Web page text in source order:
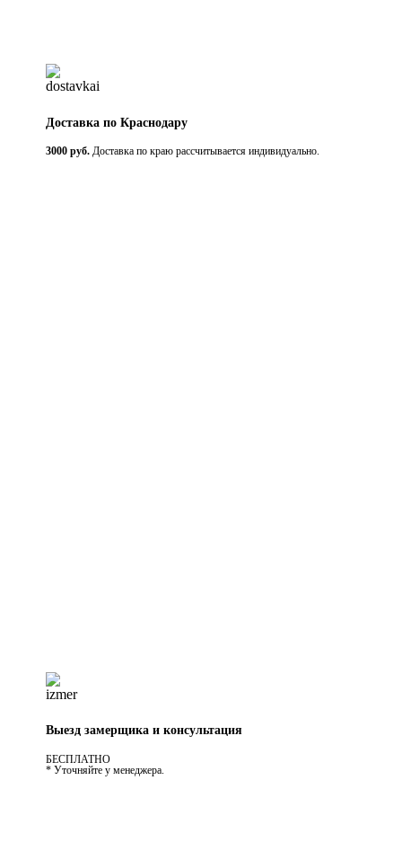
Доставка по Краснодару
3000 руб. Доставка по краю рассчитывается индивидуально.
Выезд замерщика и консультация
БЕСПЛАТНО
* Уточняйте у менеджера.